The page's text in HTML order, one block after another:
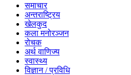
समाचार
अन्तराष्ट्रिय
खेलकुद
कला मनोरञ्जन
रोचक
अर्थ वाणिज्य
स्वास्थ्य
विज्ञान / प्रविधि